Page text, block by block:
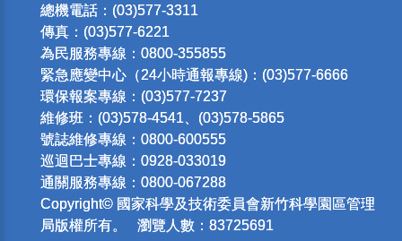
總機電話：(03)577-3311
傳真：(03)577-6221
為民服務專線：0800-355855
緊急應變中心（24小時通報專線)：(03)577-6666
環保報案專線：(03)577-7237
維修班：(03)578-4541、(03)578-5865
號誌維修專線：0800-600555
巡迴巴士專線：0928-033019
通關服務專線：0800-067288
Copyright© 國家科學及技術委員會新竹科學園區管理
局版權所有。 瀏覽人數：83725691